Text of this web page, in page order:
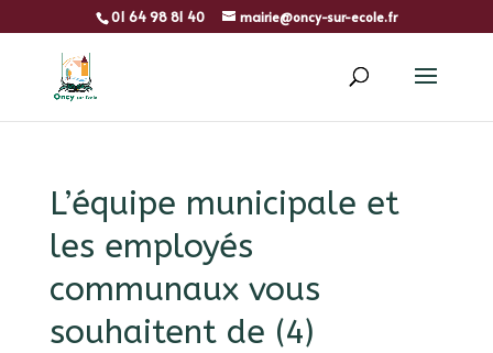
01 64 98 81 40 mairie@oncy-sur-ecole.fr
L’équipe municipale et
les employés
communaux vous
souhaitent de (4)